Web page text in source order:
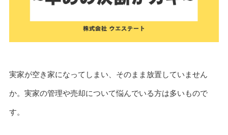
実家が空き家になってしまい、そのまま放置していません
か。実家の管理や売却について悩んでいる方は多いもので
す。